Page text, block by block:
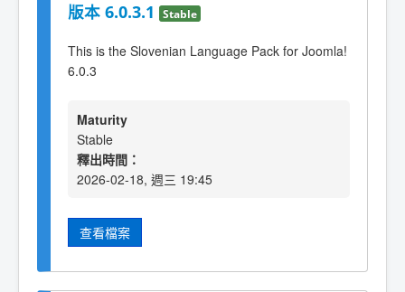
版本 6.0.3.1 Stable
This is the Slovenian Language Pack for Joomla!
6.0.3
Maturity
Stable
釋出時間：
2026-02-18, 週三 19:45
查看檔案